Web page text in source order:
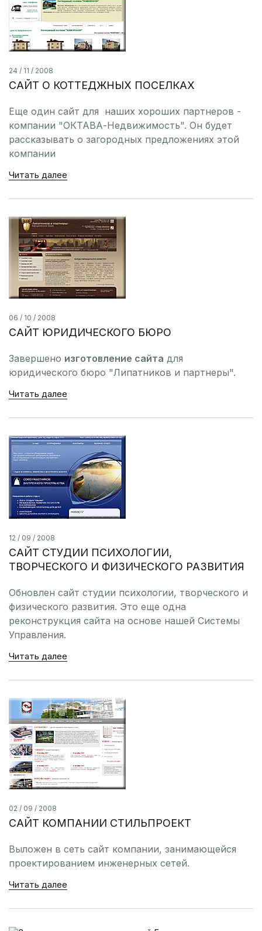
24 / 11 / 2008
САЙТ О КОТТЕДЖНЫХ ПОСЕЛКАХ
Еще один сайт для наших хороших партнеров -
компании "ОКТАВА-Недвижимость". Он будет
рассказывать о загородных предложениях этой
компании
Читать далее
06 / 10 / 2008
САЙТ ЮРИДИЧЕСКОГО БЮРО
Завершено изготовление сайта для
юридического бюро "Липатников и партнеры".
Читать далее
12 / 09 / 2008
САЙТ СТУДИИ ПСИХОЛОГИИ,
ТВОРЧЕСКОГО И ФИЗИЧЕСКОГО РАЗВИТИЯ
Обновлен сайт студии психологии, творческого и
физического развития. Это еще одна
реконструкция сайта на основе нашей Системы
Управления.
Читать далее
02 / 09 / 2008
САЙТ КОМПАНИИ СТИЛЬПРОЕКТ
Выложен в сеть сайт компании, занимающейся
проектированием инженерных сетей.
Читать далее